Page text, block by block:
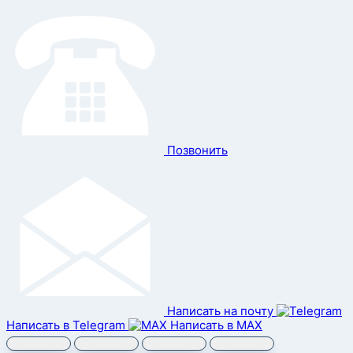
Позвонить
Написать на почту
Написать в Telegram
Написать в MAX